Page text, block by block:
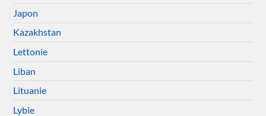
Japon
Kazakhstan
Lettonie
Liban
Lituanie
Lybie